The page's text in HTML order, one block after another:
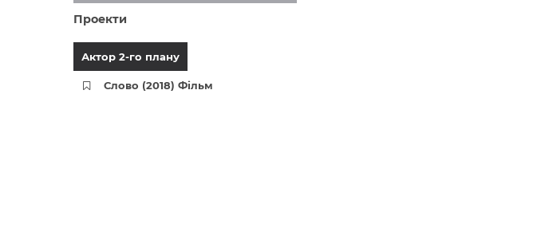
Проекти
Актор 2-го плану
Слово (2018) Фільм